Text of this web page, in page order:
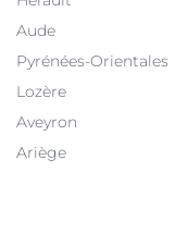
Aude
Pyrénées-Orientales
Lozère
Aveyron
Ariège